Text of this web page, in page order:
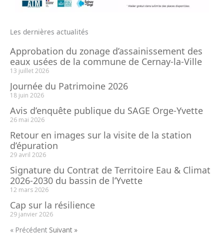
Les dernières actualités
Approbation du zonage d’assainissement des
eaux usées de la commune de Cernay-la-Ville
13 juillet 2026
Journée du Patrimoine 2026
18 juin 2026
Avis d’enquête publique du SAGE Orge-Yvette
26 mai 2026
Retour en images sur la visite de la station
d’épuration
29 avril 2026
Signature du Contrat de Territoire Eau & Climat
2026-2030 du bassin de l’Yvette
12 mars 2026
Cap sur la résilience
29 janvier 2026
« Précédent Suivant »